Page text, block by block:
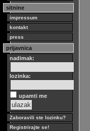
sitnine
impressum
kontakt
press
prijavnica
nadimak:
lozinka:
upamti me
Zaboravili ste lozinku?
Registrirajte se!